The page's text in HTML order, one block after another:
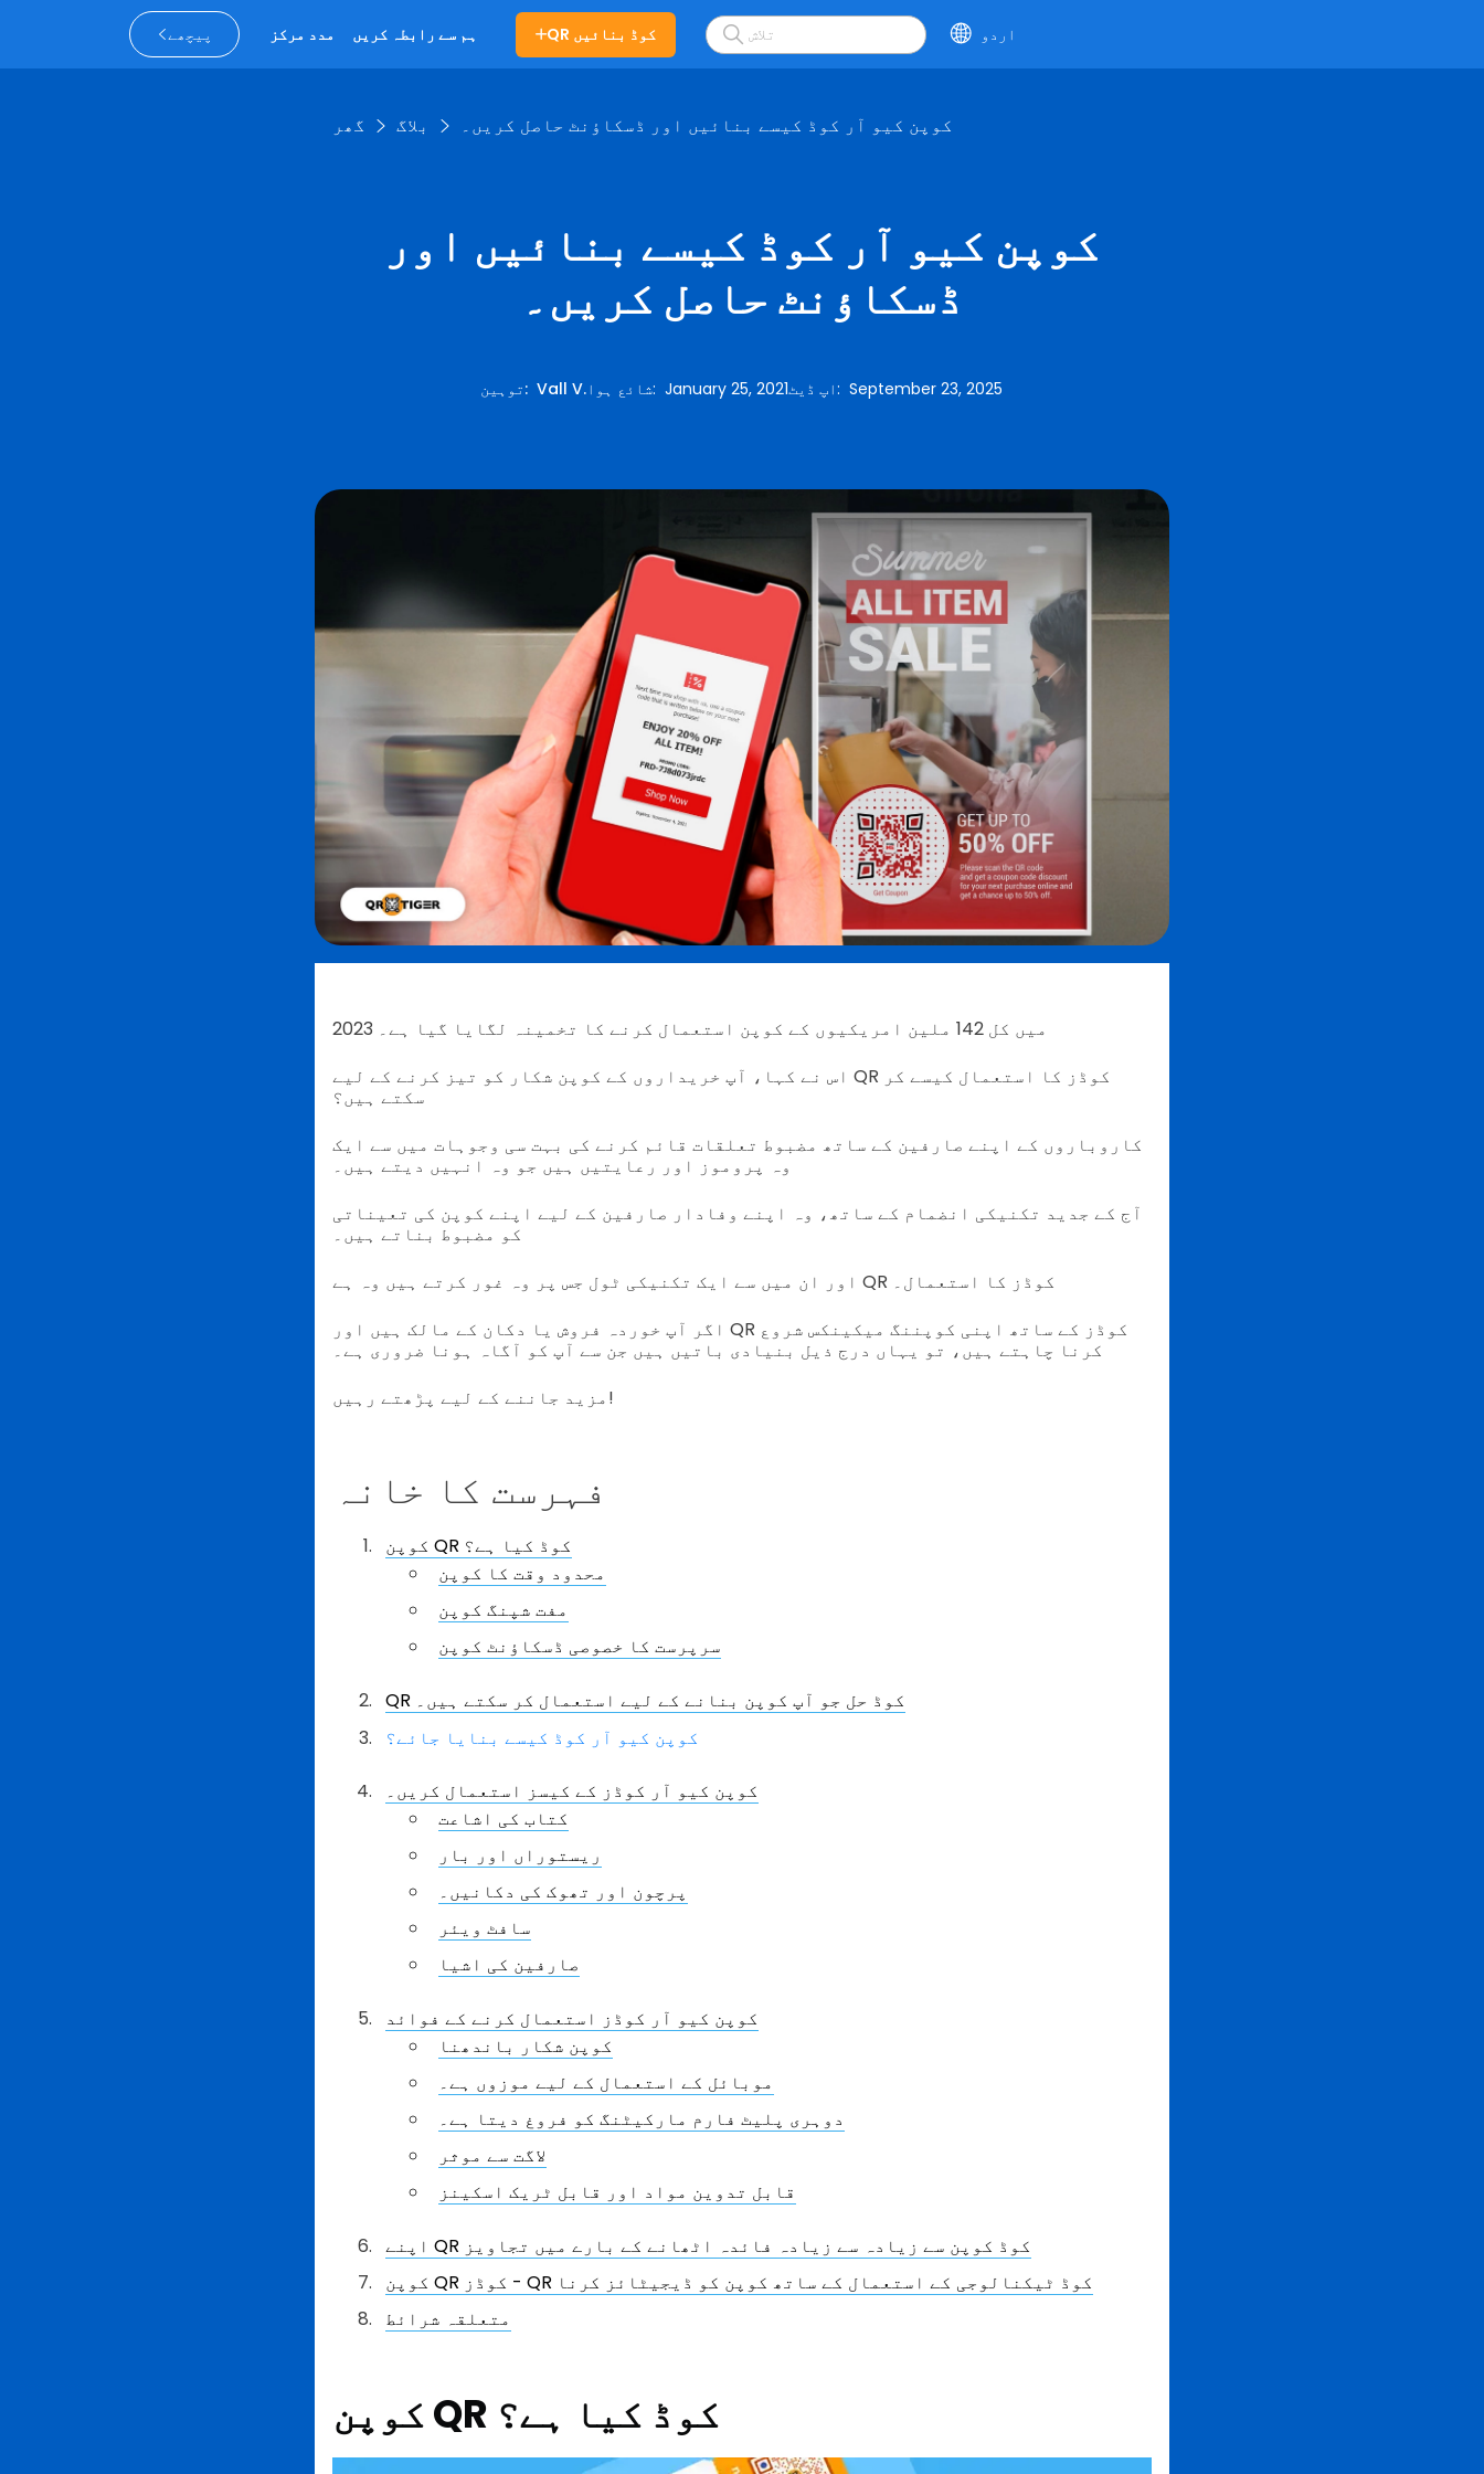
پیچھے مدد مرکز ہم سے رابطہ کریں QR کوڈ بنائیں اردو
گھر بلاگ کوپن کیو آر کوڈ کیسے بنائیں اور ڈسکاؤنٹ حاصل کریں۔
کوپن کیو آر کوڈ کیسے بنائیں اور
ڈسکاؤنٹ حاصل کریں۔
توہین:Vall V. شائع ہوا:January 25, 2021اپ ڈیٹ:September 23, 2025
2023 میں کل 142 ملین امریکیوں کے کوپن استعمال کرنے کا تخمینہ لگایا گیا ہے۔
اس نے کہا، آپ خریداروں کے کوپن شکار کو تیز کرنے کے لیے QR کوڈز کا استعمال کیسے کر
سکتے ہیں؟
کاروباروں کے اپنے صارفین کے ساتھ مضبوط تعلقات قائم کرنے کی بہت سی وجوہات میں سے ایک
وہ پروموز اور رعایتیں ہیں جو وہ انہیں دیتے ہیں۔
آج کے جدید تکنیکی انضمام کے ساتھ، وہ اپنے وفادار صارفین کے لیے اپنے کوپن کی تعیناتی
کو مضبوط بناتے ہیں۔
اور ان میں سے ایک تکنیکی ٹول جس پر وہ غور کرتے ہیں وہ ہے QR کوڈز کا استعمال۔
اگر آپ خوردہ فروش یا دکان کے مالک ہیں اور QR کوڈز کے ساتھ اپنی کوپننگ میکینکس شروع
مزید جاننے کے لیے پڑھتے رہیں!
فہرست کا خانہ
کوپن QR کوڈ کیا ہے؟
محدود وقت کا کوپن
مفت شپنگ کوپن
سرپرست کا خصوصی ڈسکاؤنٹ کوپن
QR کوڈ حل جو آپ کوپن بنانے کے لیے استعمال کر سکتے ہیں۔
کوپن کیو آر کوڈ کیسے بنایا جائے؟
کوپن کیو آر کوڈز کے کیسز استعمال کریں۔
کتاب کی اشاعت
ریستوراں اور بار
پرچون اور تھوک کی دکانیں۔
سافٹ ویئر
صارفین کی اشیا
کوپن کیو آر کوڈز استعمال کرنے کے فوائد
کوپن شکار باندھنا
موبائل کے استعمال کے لیے موزوں ہے۔
دوہری پلیٹ فارم مارکیٹنگ کو فروغ دیتا ہے۔
لاگت سے موثر
قابل تدوین مواد اور قابل ٹریک اسکینز
اپنے QR کوڈ کوپن سے زیادہ سے زیادہ فائدہ اٹھانے کے بارے میں تجاویز
کوپن QR کوڈز - QR کوڈ ٹیکنالوجی کے استعمال کے ساتھ کوپن کو ڈیجیٹائز کرنا
متعلقہ شرائط
کوپن QR کوڈ کیا ہے؟